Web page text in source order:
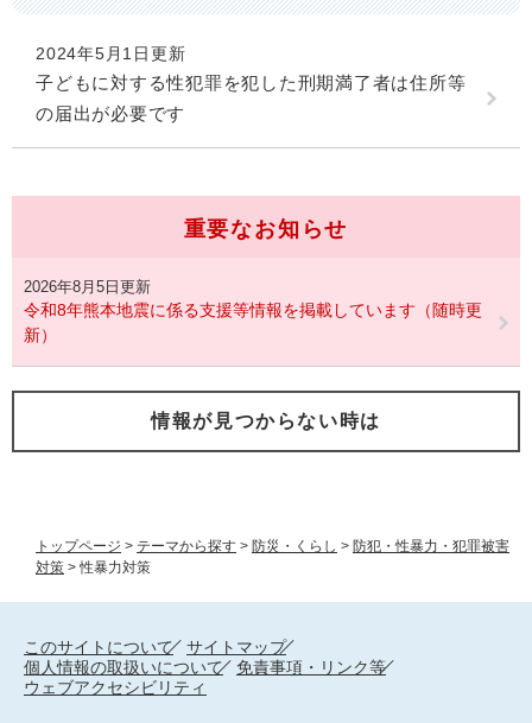
トップページ > テーマから探す > 防災・くらし > 防犯・性暴力・犯罪被害
対策 >性暴力対策
2024年5月1日更新
子どもに対する性犯罪を犯した刑期満了者は住所等
の届出が必要です
重要なお知らせ
2026年8月5日更新
令和8年熊本地震に係る支援等情報を掲載しています（随時更
新）
情報が見つからない時は
このサイトについて
サイトマップ
個人情報の取扱いについて
免責事項・リンク等
ウェブアクセシビリティ